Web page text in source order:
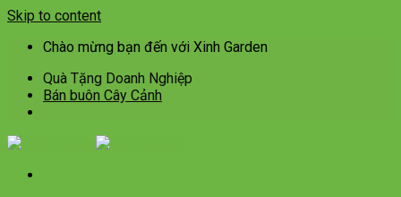
Skip to content
Chào mừng bạn đến với Xinh Garden
Quà Tặng Doanh Nghiệp
Bán buôn Cây Cảnh